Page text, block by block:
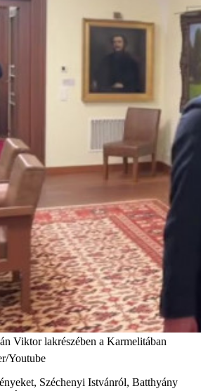
Viktor lakrészében a Karmelitában
Youtube
Széchenyi Istvánról, Batthyány